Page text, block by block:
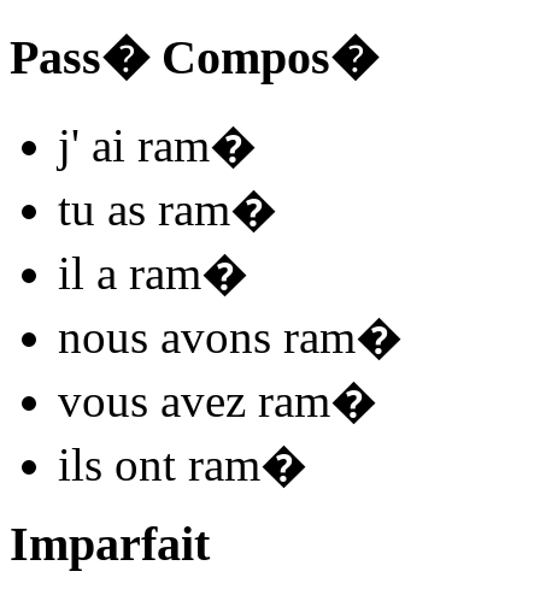
Pass� Compos�
j' ai ram�
tu as ram�
il a ram�
nous avons ram�
vous avez ram�
ils ont ram�
Imparfait